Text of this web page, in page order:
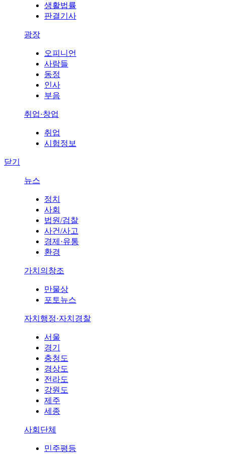
생활법률
판결기사
광장
오피니언
사람들
동정
인사
부음
취업·창업
취업
시험정보
닫기
뉴스
정치
사회
법원/검찰
사건/사고
경제·유통
환경
가치의창조
만물상
포토뉴스
자치행정·자치경찰
서울
경기
충청도
경상도
전라도
강원도
제주
세종
사회단체
민주평등